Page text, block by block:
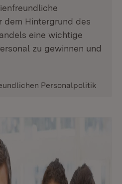
dem Hintergrund des
eine wichtige
zu gewinnen und
Personalpolitik